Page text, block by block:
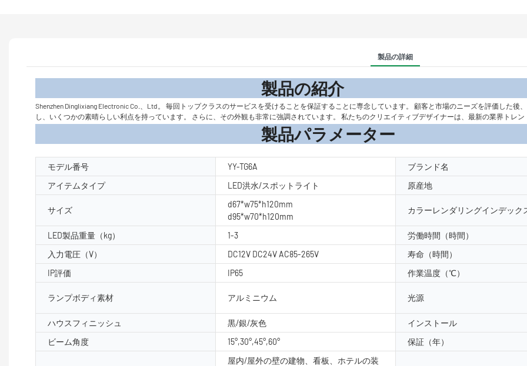
製品の詳細
製品の紹
Shenzhen Dinglixiang Electronic Co.、Ltd。 毎回トップクラスのサービスを受けることを保証することに専念しています。 顧客と市場のニーズを評価した
し、いくつかの素晴らしい利点を持っています。 さらに、その外観も非常に強調されています。 私たちのクリエイティブデザイナーは、最新の業界トレ
製品パラメーター
モデル番号 YY-TG6A
ブランド名
アイテムタイプ
LED洪水/スポットライト 原産地
サイズ
d67*w75*h120mm
d95*w70*h120mm
カラーレンダリングインデック
LED製品重量（kg） 1-3
労働時間（時間）
入力電圧（V）
DC12V DC24V AC85-265V
寿命（時間）
IP評価
IP65 作業温度（℃）
ランプボディ素材 アルミニウム 光源
ハウスフィニッシュ 黒/銀/灰色
インストール
ビーム角度
15°,30°,45°,60° 保証（年）
屋内/屋外の壁の建物、看板、ホテルの装